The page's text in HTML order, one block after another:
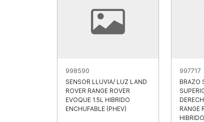
998590
SENSOR LLUVIA/ LUZ LAND
ROVER RANGE ROVER
EVOQUE 1.5L HIBRIDO
ENCHUFABLE (PHEV)
997717
BRAZO
RANGE